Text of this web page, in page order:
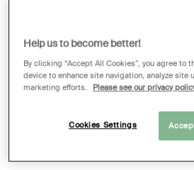
Help us to become better!
By clicking “Accept All Cookies”, you agree to
device to enhance site navigation, analyze site
marketing efforts.
Please see our privacy
Cookies Settings